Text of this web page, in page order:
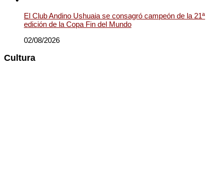
El Club Andino Ushuaia se consagró campeón de la 21ª
edición de la Copa Fin del Mundo
02/08/2026
Cultura